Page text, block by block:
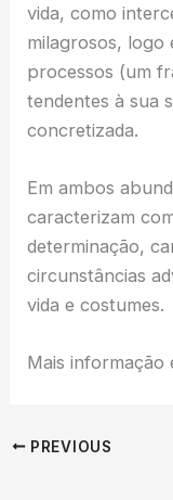
vida, como
milagrosos, logo
processos (um
tendentes à sua
concretizada.
Em ambos
caracterizam
determinação,
circunstâncias
vida e costumes.
Mais informação
PREVIOUS